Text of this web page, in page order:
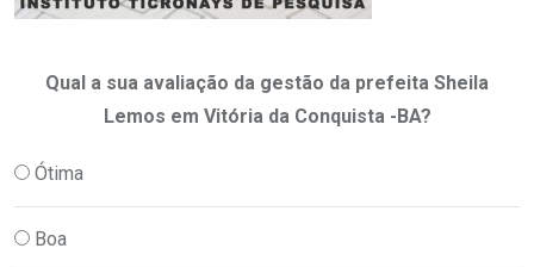
Qual a sua avaliação da gestão da prefeita Sheila
Lemos em Vitória da Conquista -BA?
Ótima
Boa